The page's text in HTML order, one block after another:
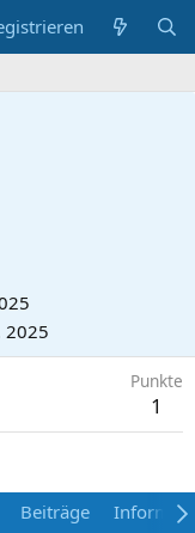
2025
Punkte
1
Beiträge